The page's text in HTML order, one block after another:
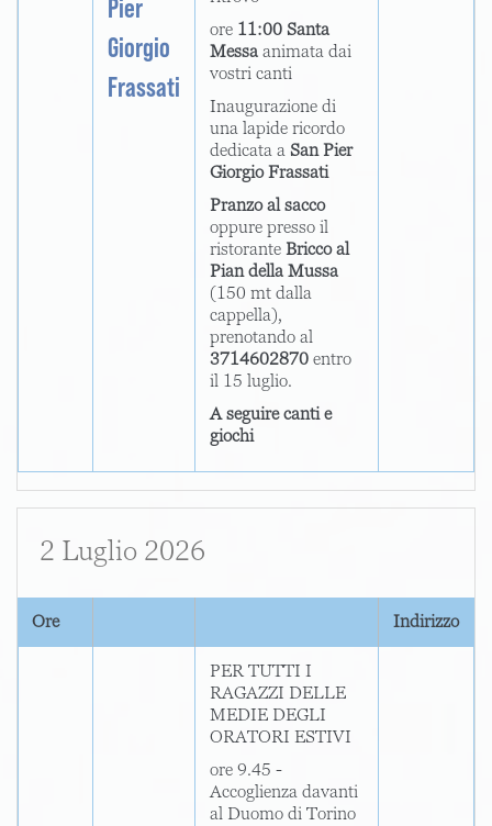
Pier
Giorgio
Frassati
ore 11:00 Santa
Messaanimata dai
vostri canti
Inaugurazione di
una lapide ricordo
dedicata a San Pier
Giorgio Frassati
Pranzo al sacco
oppure presso il
ristorante Bricco al
Pian della Mussa
(150 mt dalla
cappella),
prenotando al
3714602870entro
il 15 luglio.
A seguire canti e
giochi
2 Luglio 2026
Ore Indirizzo
PER TUTTI I
RAGAZZI DELLE
MEDIE DEGLI
ORATORI ESTIVI
ore 9.45 -
Accoglienza davanti
al Duomo di Torino